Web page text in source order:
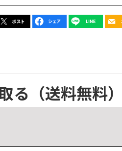
る （送料無料）